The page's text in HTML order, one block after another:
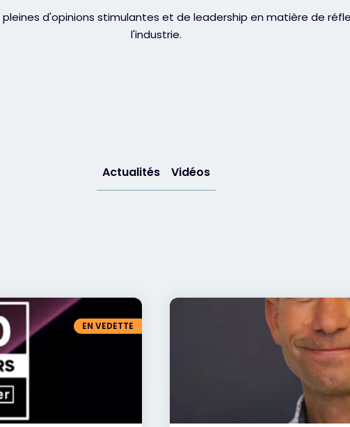
d'opinions stimulantes et de leadership en matière de
l'industrie.
Actualités Vidéos
EN VEDETTE